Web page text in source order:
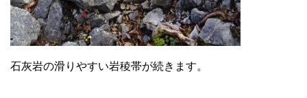
石灰岩の滑りやすい岩稜帯が続きます。